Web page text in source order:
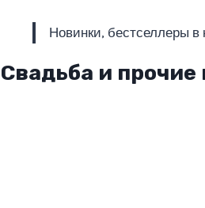
Новинки, бестселлеры
Свадьба и